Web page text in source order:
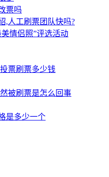
票吗
,人工刷票团队快吗?
情侣照”评选活动
票刷票多少钱
被刷票是怎么回事
是多少一个